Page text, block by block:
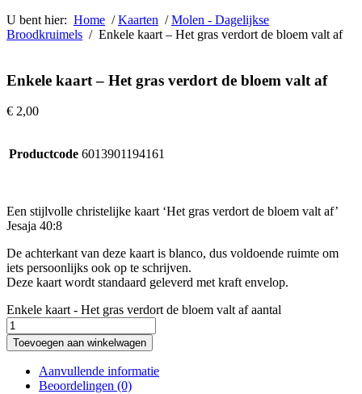
U bent hier: Home /Kaarten /Molen - Dagelijkse
Broodkruimels / Enkele kaart – Het gras verdort de bloem valt af
Enkele kaart – Het gras verdort de bloem valt af
€ 2,00
Productcode 6013901194161
Een stijlvolle christelijke kaart ‘Het gras verdort de bloem valt af’
Jesaja 40:8
De achterkant van deze kaart is blanco, dus voldoende ruimte om
iets persoonlijks ook op te schrijven.
Deze kaart wordt standaard geleverd met kraft envelop.
Enkele kaart - Het gras verdort de bloem valt af aantal
Toevoegen aan winkelwagen
Aanvullende informatie
Beoordelingen (0)